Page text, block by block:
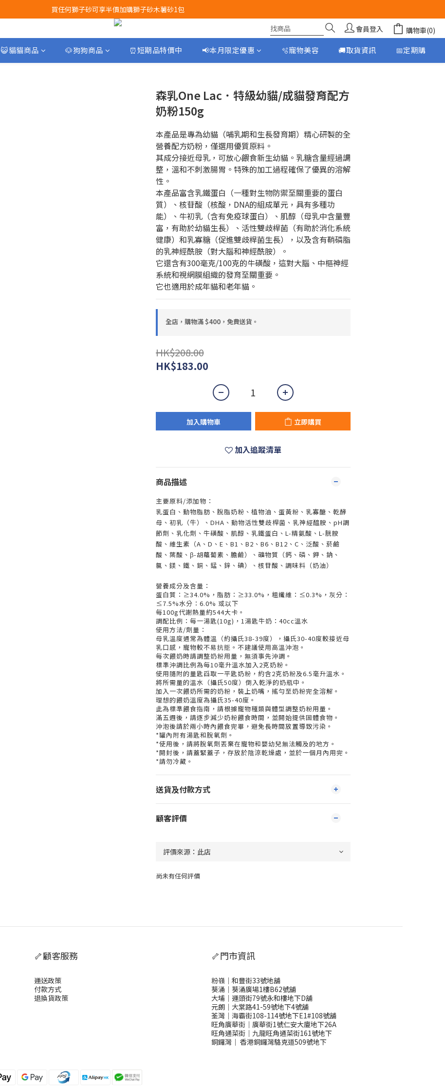
Airbuggy 全線現貨8折！立即點擊火速搶購
Airbuggy 全線現貨8折！立即點擊火速搶購
會員登入 購物車(0)
😺貓貓商品 🐶狗狗商品 ⏰短期品特價中 📢本月限定優惠 🫧寵物美容 🚚取貨資訊 📅定期購
森乳One Lac．特級幼貓/成貓發育配方
奶粉150g
本產品是專為幼貓（哺乳期和生長發育期）精心研製的全
營養配方奶粉，僅選用優質原料。
其成分接近母乳，可放心餵食新生幼貓。乳糖含量經過調
整，溫和不刺激腸胃。特殊的加工過程確保了優異的溶解
性。
本產品富含乳鐵蛋白（一種對生物防禦至關重要的蛋白
質）、核苷酸（核酸，DNA的組成單元，具有多種功
能）、牛初乳（含有免疫球蛋白）、肌醇（母乳中含量豐
富，有助於幼貓生長）、活性雙歧桿菌（有助於消化系統
健康）和乳寡糖（促進雙歧桿菌生長），以及含有鞘磷脂
的乳神經酰胺（對大腦和神經酰胺）。
它還含有300毫克/100克的牛磺酸，這對大腦、中樞神經
系統和視網膜組織的發育至關重要。
它也適用於成年貓和老年貓。
全店，購物滿 $400，免費送貨。
HK$208.00
HK$183.00
加入購物車 立即購買
加入追蹤清單
商品描述
主要原料/添加物：
乳蛋白、動物脂肪、脫脂奶粉、植物油、蛋黃粉、乳寡醣、乾酵
母、初乳（牛）、DHA、動物活性雙歧桿菌、乳神經醯胺、pH調
節劑、乳化劑、牛磺酸、肌醇、乳鐵蛋白、L-精氨酸、L-胱胺
酸、維生素（A、D、E、B1、B2、B6、B12、C、泛酸、菸鹼
酸、葉酸、β-胡蘿蔔素、膽鹼）、礦物質（鈣、磷、鉀、鈉、
氯、鎂、鐵、銅、錳、鋅、碘）、核苷酸、調味料（奶油）
營養成分及含量：
蛋白質：≥34.0%，脂肪：≥33.0%，粗纖維：≤0.3%，灰分：
≤7.5%水分：6.0% 或以下
每100g代謝熱量約544大卡。
調配比例：每一湯匙(10g)，1湯匙牛奶：40cc溫水
使用方法/劑量：
母乳溫度通常為體溫（約攝氏38-39度），攝氏30-40度較接近母
乳口感，寵物較不易抗拒。不建議使用高溫沖泡。
每次餵奶時請調整奶粉用量，無須事先沖調。
標準沖調比例為每10毫升溫水加入2克奶粉。
使用隨附的量匙舀取一平匙奶粉，約含2克奶粉及6.5毫升溫水。
將所需量的溫水（攝氏50度）倒入乾淨的奶瓶中。
加入一次餵奶所需的奶粉，裝上奶嘴，搖勻至奶粉完全溶解。
理想的餵奶溫度為攝氏35-40度。
此為標準餵食指南，請根據寵物種類與體型調整奶粉用量。
滿五週後，請逐步減少奶粉餵食時間，並開始提供固體食物。
沖泡後請於兩小時內餵食完畢，避免長時間放置導致污染。
*罐內附有湯匙和脫氧劑。
*使用後，請將脫氧劑丟棄在寵物和嬰幼兒無法觸及的地方。
*開封後，請蓋緊蓋子，存放於陰涼乾燥處，並於一個月內用完。
*請勿冷藏。
送貨及付款方式
顧客評價
尚未有任何評價
🦴顧客服務
運送政策
付款方式
退換貨政策
🦴門市資訊
粉嶺｜和豐街33號地舖
葵涌｜葵涌廣場1樓B62號舖
大埔｜運頭街79號永和樓地下D舖
元朗｜大棠路41-59號地下4號舖
荃灣｜海霸街108-114號地下E1#108號舖
旺角廣華街｜廣華街1號仁安大廈地下26A
旺角通菜街｜九龍旺角通菜街161號地下
銅鑼灣 ｜ 香港銅鑼灣駱克道509號地下